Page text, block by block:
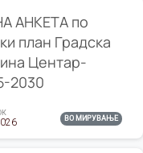
АНКЕТА по
план Градска
Центар-
2030
ВО МИРУВАЊЕ